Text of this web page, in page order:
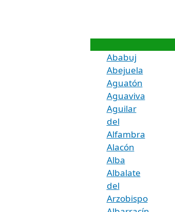
Ababuj
Abejuela
Aguatón
Aguaviva
Aguilar
del
Alfambra
Alacón
Alba
Albalate
del
Arzobispo